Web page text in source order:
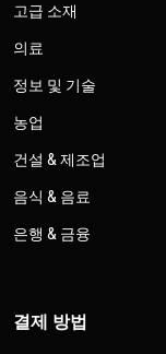
고급 소재
의료
정보 및 기술
농업
건설 & 제조업
음식 & 음료
은행 & 금융
결제 방법